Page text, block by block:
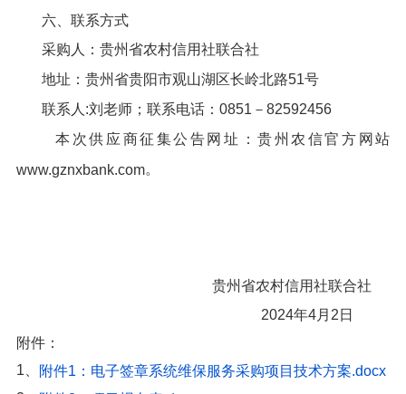
六、联系方式
采购人：贵州省农村信用社联合社
地址：贵州省贵阳市观山湖区长岭北路51号
联系人:刘老师；联系电话：0851－82592456
本次供应商征集公告网址：贵州农信官方网站
www.gznxbank.com。
贵州省农村信用社联合社
2024年4月2日
附件：
1、
附件1：电子签章系统维保服务采购项目技术方案.docx